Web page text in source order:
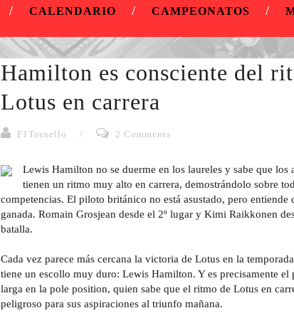
CALENDARIO CAMPEONATOS
Hamilton es consciente del
Lotus en carrera
F1Tornello / 2 Comments
Lewis Hamilton no se duerme en los laureles y sabe que los
tienen un ritmo muy alto en carrera, demostrándolo sobre
competencias. El piloto británico no está asustado, pero entiende
ganada. Romain Grosjean desde el 2º lugar y Kimi Raikkonen
batalla.
Cada vez parece más cercana la victoria de Lotus en la
tiene un escollo muy duro: Lewis Hamilton. Y es precisamente el
larga en la pole position, quien sabe que el ritmo de Lotus en
peligroso para sus aspiraciones al triunfo mañana.